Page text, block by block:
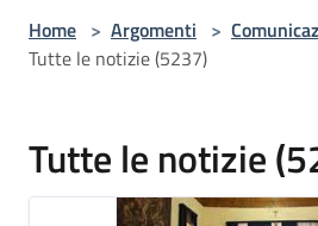
Home > Argomenti >
Tutte le notizie (5237)
Tutte le notizie